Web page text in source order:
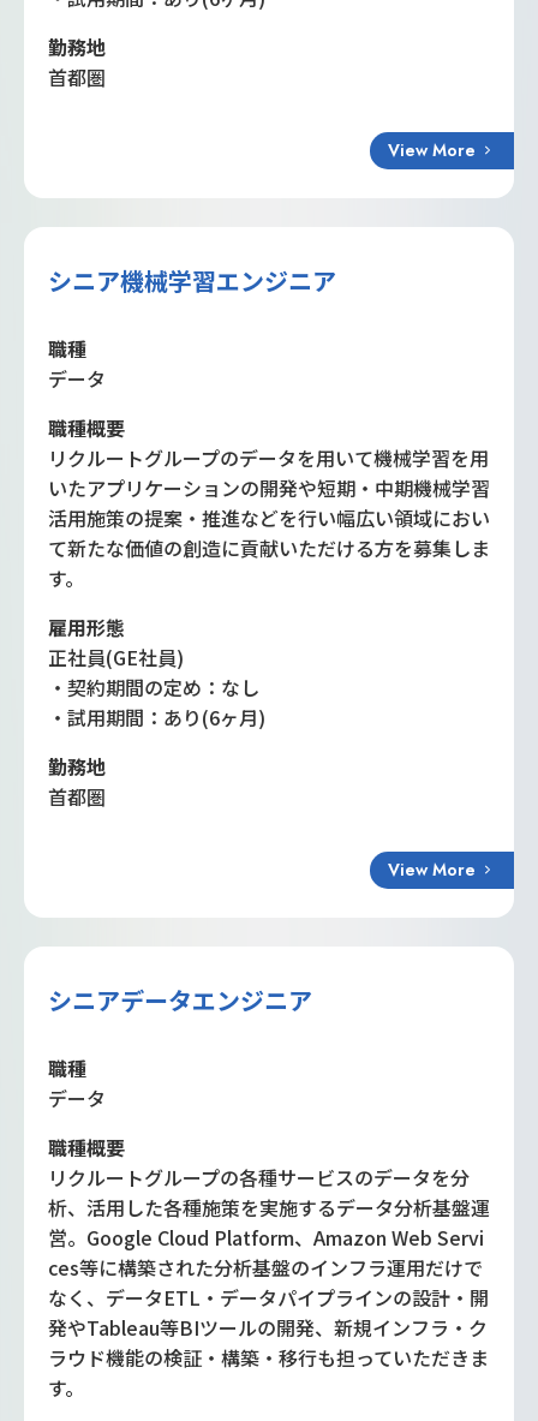
勤務地
首都圏
View More
シニア機械学習エンジニア
職種
データ
職種概要
リクルートグループのデータを用いて機械学習を用
いたアプリケーションの開発や短期・中期機械学習
活用施策の提案・推進などを行い幅広い領域におい
て新たな価値の創造に貢献いただける方を募集しま
す。
雇用形態
正社員(GE社員)
・契約期間の定め：なし
・試用期間：あり(6ヶ月)
勤務地
首都圏
View More
シニアデータエンジニア
職種
データ
職種概要
リクルートグループの各種サービスのデータを分
析、活用した各種施策を実施するデータ分析基盤運
営。Google Cloud Platform、Amazon Web Servi
ces等に構築された分析基盤のインフラ運用だけで
なく、データETL・データパイプラインの設計・開
発やTableau等BIツールの開発、新規インフラ・ク
ラウド機能の検証・構築・移行も担っていただきま
す。